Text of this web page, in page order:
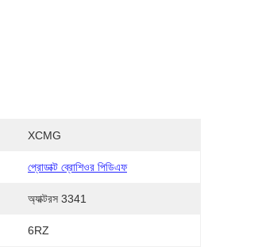
XCMG
প্রোডাক্ট ব্রোশিওর পিডিএফ
অ্যাক্টরস 3341
6RZ